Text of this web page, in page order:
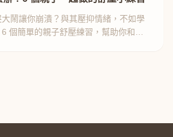
鬧讓你崩潰？與其壓抑情緒，不如學
個簡單的親子舒壓練習，幫助你和孩